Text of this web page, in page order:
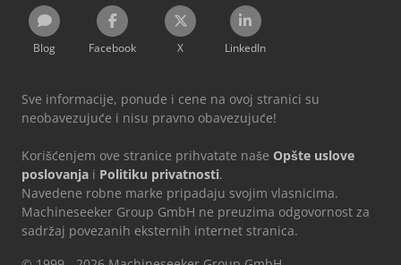
Blog Facebook X LinkedIn
Sve informacije, ponude i cene na ovoj stranici su
neobavezujuće i nisu pravno obavezujuće!
Korišćenjem ove stranice prihvatate naše Opšte uslove
poslovanja i Politiku privatnosti.
Navedene robne marke pripadaju svojim vlasnicima.
Machineseeker Group GmbH ne preuzima odgovornost za
sadržaj povezanih eksternih internet stranica.